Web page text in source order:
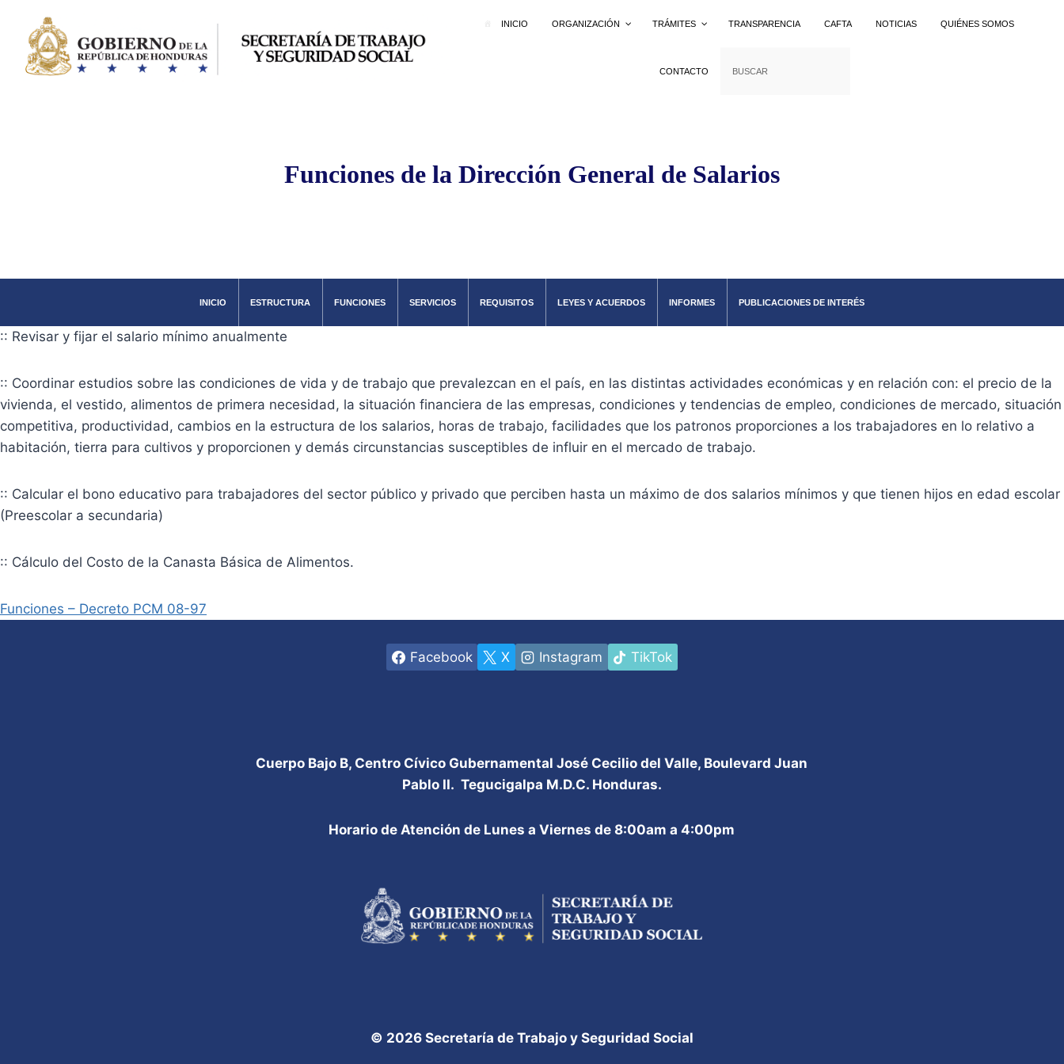
contenido
INICIO ORGANIZACIÓN TRÁMITES TRANSPARENCIA CAFTA NOTICIAS QUIÉNES SOMOS
CONTACTO
Funciones de la Dirección General de Salarios
INICIO ESTRUCTURA FUNCIONES SERVICIOS REQUISITOS LEYES Y ACUERDOS INFORMES PUBLICACIONES DE INTERÉS
:: Revisar y fijar el salario mínimo anualmente
:: Coordinar estudios sobre las condiciones de vida y de trabajo que prevalezcan en el país, en las distintas actividades económicas y en relación con: el precio de la
vivienda, el vestido, alimentos de primera necesidad, la situación financiera de las empresas, condiciones y tendencias de empleo, condiciones de mercado, situación
competitiva, productividad, cambios en la estructura de los salarios, horas de trabajo, facilidades que los patronos proporciones a los trabajadores en lo relativo a
habitación, tierra para cultivos y proporcionen y demás circunstancias susceptibles de influir en el mercado de trabajo.
:: Calcular el bono educativo para trabajadores del sector público y privado que perciben hasta un máximo de dos salarios mínimos y que tienen hijos en edad escolar
(Preescolar a secundaria)
:: Cálculo del Costo de la Canasta Básica de Alimentos.
Funciones – Decreto PCM 08-97
Facebook X Instagram TikTok
Cuerpo Bajo B, Centro Cívico Gubernamental José Cecilio del Valle, Boulevard Juan
Pablo II. Tegucigalpa M.D.C. Honduras.
Horario de Atención de Lunes a Viernes de 8:00am a 4:00pm
© 2026 Secretaría de Trabajo y Seguridad Social